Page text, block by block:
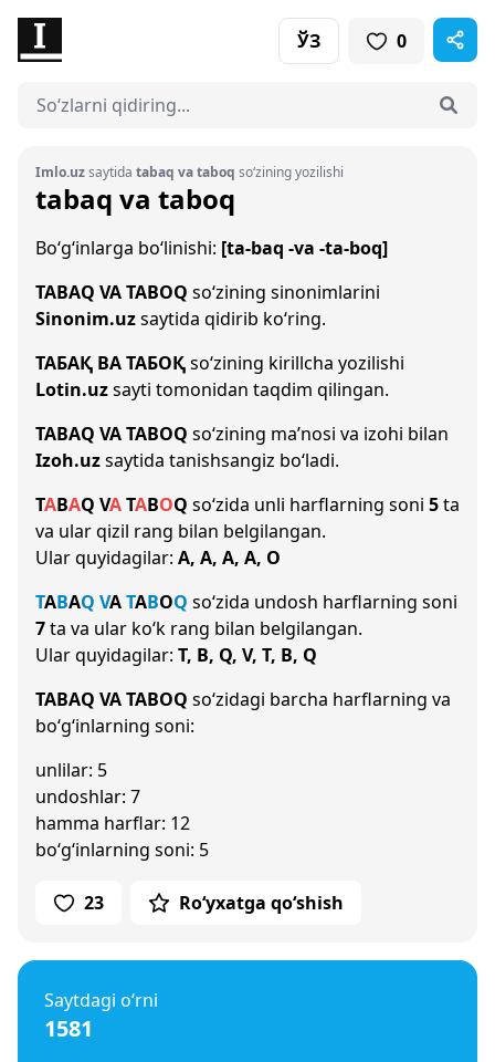
ЎЗ 0
Imlo.uzsaytida tabaq va taboq so‘zining yozilishi
tabaq va taboq
Bo‘g‘inlarga bo‘linishi: [ta-baq -va -ta-boq]
TABAQ VA TABOQ so‘zining sinonimlarini
Sinonim.uzsaytida qidirib ko‘ring.
ТАБАҚ ВА ТАБОҚso‘zining kirillcha yozilishi
Lotin.uzsayti tomonidan taqdim qilingan.
TABAQ VA TABOQ so‘zining ma’nosi va izohi bilan
Izoh.uzsaytida tanishsangiz bo‘ladi.
TABAQ VATABOQ so‘zida unli harflarning soni 5ta
va ular qizil rang bilan belgilangan.
Ular quyidagilar: A, A, A, A, O
TABAQ VATABOQ so‘zida undosh harflarning soni
7ta va ular ko‘k rang bilan belgilangan.
Ular quyidagilar: T, B, Q, V, T, B, Q
TABAQ VA TABOQ so‘zidagi barcha harflarning va
bo‘g‘inlarning soni:
unlilar: 5
undoshlar: 7
hamma harflar: 12
bo‘g‘inlarning soni: 5
23 Ro‘yxatga qo‘shish
Saytdagi o‘rni
1581